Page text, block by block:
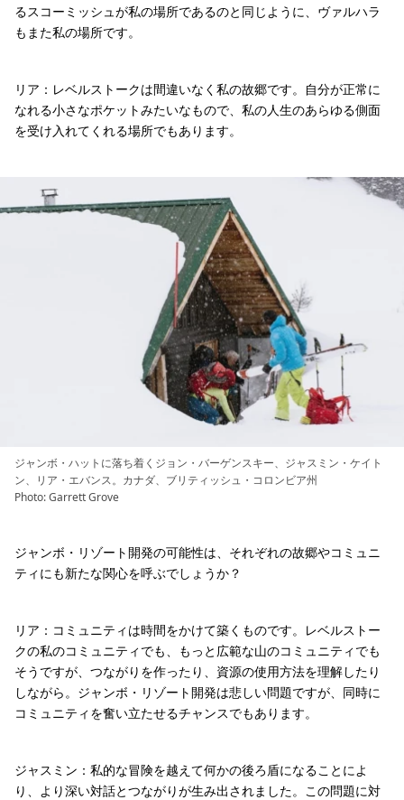
るスコーミッシュが私の場所であるのと同じように、ヴァルハラ
もまた私の場所です。
リア：レベルストークは間違いなく私の故郷です。自分が正常に
なれる小さなポケットみたいなもので、私の人生のあらゆる側面
を受け入れてくれる場所でもあります。
ジャンボ・ハットに落ち着くジョン・バーゲンスキー、ジャスミン・ケイト
ン、リア・エバンス。カナダ、ブリティッシュ・コロンビア州
Photo: Garrett Grove
ジャンボ・リゾート開発の可能性は、それぞれの故郷やコミュニ
ティにも新たな関心を呼ぶでしょうか？
リア：コミュニティは時間をかけて築くものです。レベルストー
クの私のコミュニティでも、もっと広範な山のコミュニティでも
そうですが、つながりを作ったり、資源の使用方法を理解したり
しながら。ジャンボ・リゾート開発は悲しい問題ですが、同時に
コミュニティを奮い立たせるチャンスでもあります。
ジャスミン：私的な冒険を越えて何かの後ろ盾になることによ
り、より深い対話とつながりが生み出されました。この問題に対